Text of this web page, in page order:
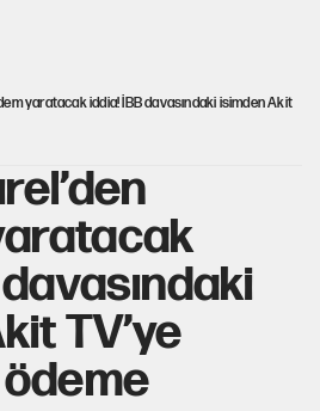
yaratacak iddia! İBB davasındaki isimden Akit
TV’ye